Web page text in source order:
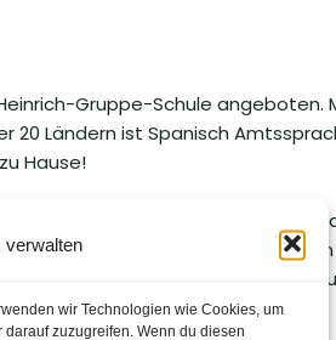
verwalten
wir Technologien wie Cookies, um
zuzugreifen. Wenn du diesen
Gruppe-Schule angeboten.
Ländern ist Spanisch
Hause!
Welt: von der Literatur und Musik
sind auch für
und Tourismus, über Medien